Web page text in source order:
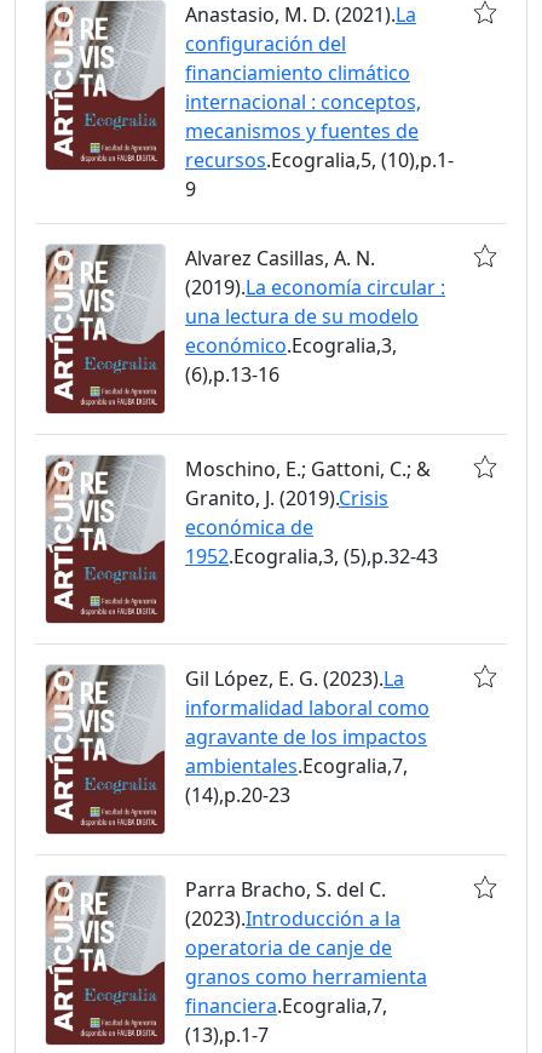
Anastasio, M. D. (2021).La
configuración del
financiamiento climático
internacional : conceptos,
mecanismos y fuentes de
recursos.Ecogralia,5, (10),p.1-
9
Alvarez Casillas, A. N.
(2019).La economía circular :
una lectura de su modelo
económico.Ecogralia,3,
(6),p.13-16
Moschino, E.; Gattoni, C.; &
Granito, J. (2019).Crisis
económica de
1952.Ecogralia,3, (5),p.32-43
Gil López, E. G. (2023).La
informalidad laboral como
agravante de los impactos
ambientales.Ecogralia,7,
(14),p.20-23
Parra Bracho, S. del C.
(2023).Introducción a la
operatoria de canje de
granos como herramienta
financiera.Ecogralia,7,
(13),p.1-7